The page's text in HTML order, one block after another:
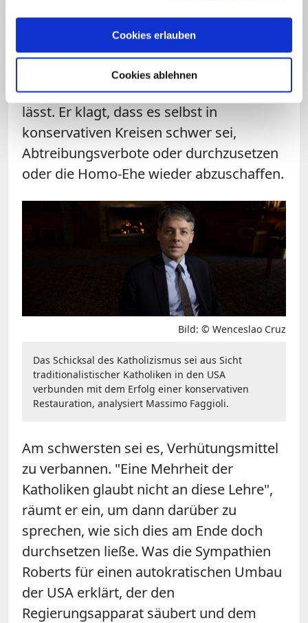
Cookies erlauben
Cookies ablehnen
In seiner Rede im September spricht er
über die Salami-Taktik, scheibchenweise
zu bekommen, was sich gegen eine
Mehrheit in der Bevölkerung durchsetzen
lässt. Er klagt, dass es selbst in
konservativen Kreisen schwer sei,
Abtreibungsverbote oder durchzusetzen
oder die Homo-Ehe wieder abzuschaffen.
Bild: © Wenceslao Cruz
Das Schicksal des Katholizismus sei aus Sicht
traditionalistischer Katholiken in den USA
verbunden mit dem Erfolg einer konservativen
Restauration, analysiert Massimo Faggioli.
Am schwersten sei es, Verhütungsmittel
zu verbannen. "Eine Mehrheit der
Katholiken glaubt nicht an diese Lehre",
räumt er ein, um dann darüber zu
sprechen, wie sich dies am Ende doch
durchsetzen ließe. Was die Sympathien
Roberts für einen autokratischen Umbau
der USA erklärt, der den
Regierungsapparat säubert und dem